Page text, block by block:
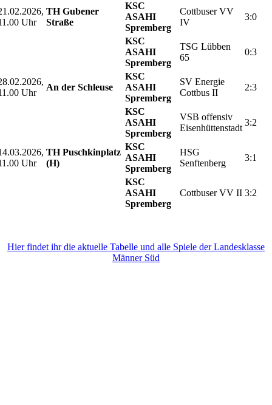
Uhr
TH Gubener
Straße
KSC
ASAHI
Spremberg
Cottbuser VV
IV
3:0
KSC
ASAHI
Spremberg
TSG Lübben
65
0:3
Uhr
An der Schleuse
KSC
ASAHI
Spremberg
SV Energie
Cottbus II
2:3
KSC
ASAHI
Spremberg
VSB offensiv
Eisenhüttenstadt
3:2
Uhr
TH Puschkinplatz
(H)
KSC
ASAHI
Spremberg
HSG
Senftenberg
3:1
KSC
ASAHI
Spremberg
Cottbuser VV II 3:2
Hier findet ihr die aktuelle Tabelle und alle Spiele der Landesklasse
Männer Süd